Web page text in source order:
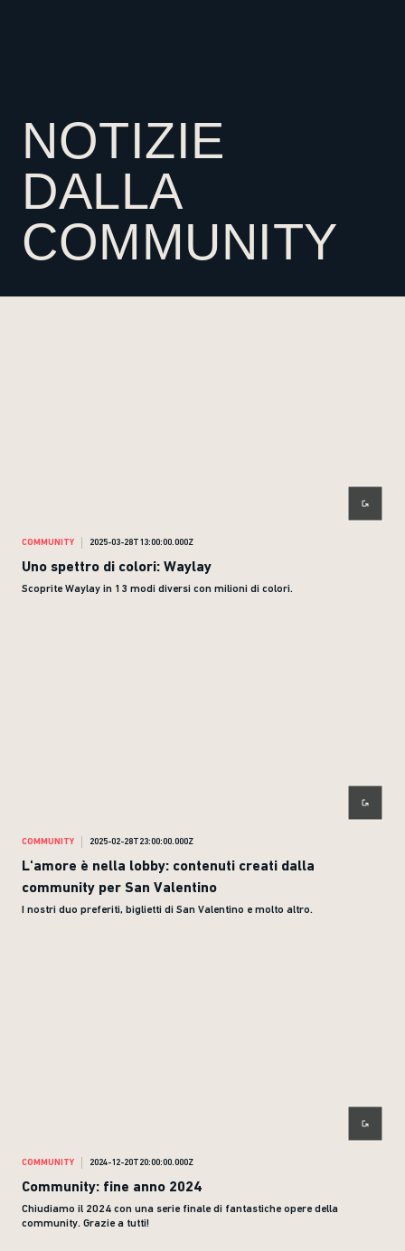
NOTIZIE
DALLA
COMMUNITY
COMMUNITY 2025-03-28T13:00:00.000Z
Uno spettro di colori: Waylay
Scoprite Waylay in 13 modi diversi con milioni di colori.
COMMUNITY 2025-02-28T23:00:00.000Z
L'amore è nella lobby: contenuti creati dalla
community per San Valentino
I nostri duo preferiti, biglietti di San Valentino e molto altro.
COMMUNITY 2024-12-20T20:00:00.000Z
Community: fine anno 2024
Chiudiamo il 2024 con una serie finale di fantastiche opere della
community. Grazie a tutti!